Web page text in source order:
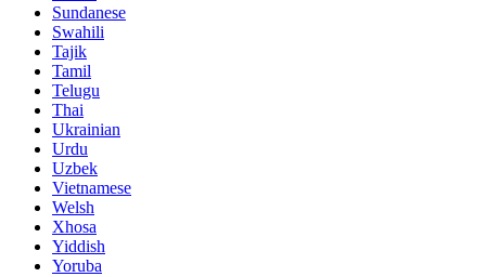
Sundanese
Swahili
Tajik
Tamil
Telugu
Thai
Ukrainian
Urdu
Uzbek
Vietnamese
Welsh
Xhosa
Yiddish
Yoruba